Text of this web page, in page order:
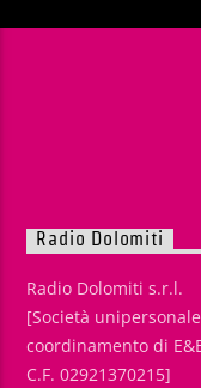
Radio Dolomiti
Radio Dolomiti s.r.l.
[Società
coordinamento di
C.F. 02921370215]